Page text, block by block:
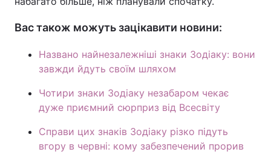
Вас також можуть зацікавити новини:
Названо найнезалежніші знаки Зодіаку: вони
завжди йдуть своїм шляхом
Чотири знаки Зодіаку незабаром чекає
дуже приємний сюрприз від Всесвіту
Справи цих знаків Зодіаку різко підуть
вгору в червні: кому забезпечений прорив